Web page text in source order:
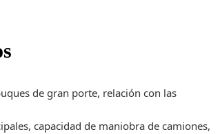
de gran porte, relación con las
capacidad de maniobra de camiones,